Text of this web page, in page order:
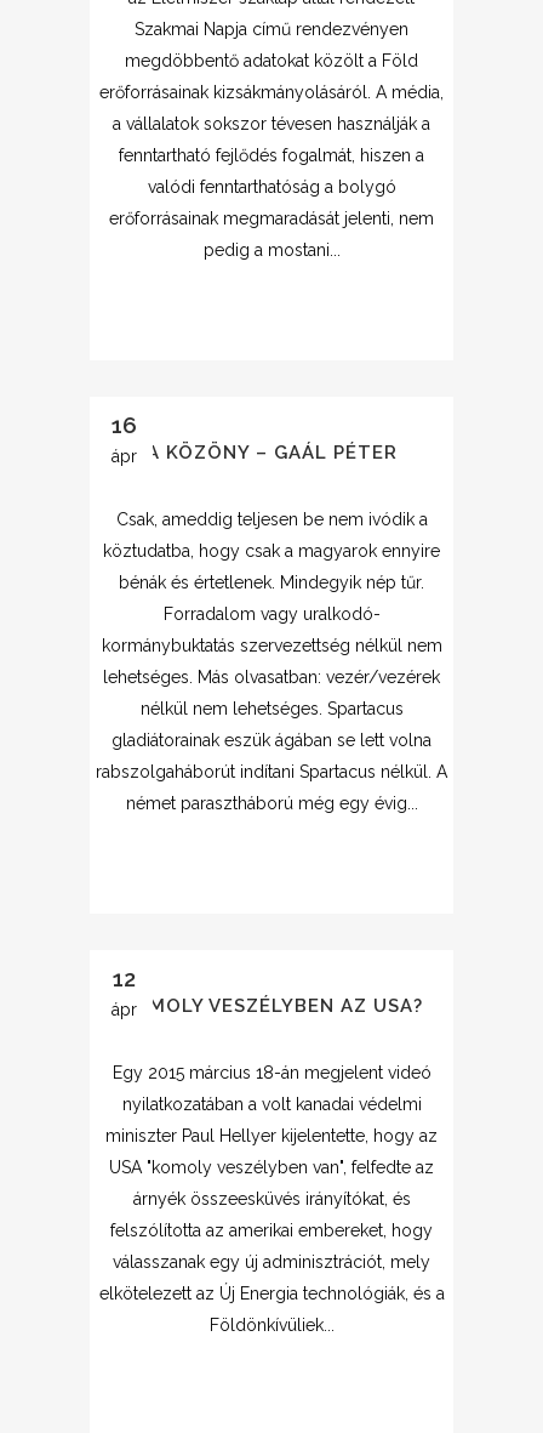
Szakmai Napja című rendezvényen
megdöbbentő adatokat közölt a Föld
erőforrásainak kizsákmányolásáról. A média,
a vállalatok sokszor tévesen használják a
fenntartható fejlődés fogalmát, hiszen a
valódi fenntarthatóság a bolygó
erőforrásainak megmaradását jelenti, nem
pedig a mostani...
16
ápr A KÖZÖNY – GAÁL PÉTER
Csak, ameddig teljesen be nem ivódik a
köztudatba, hogy csak a magyarok ennyire
bénák és értetlenek. Mindegyik nép tűr.
Forradalom vagy uralkodó-
kormánybuktatás szervezettség nélkül nem
lehetséges. Más olvasatban: vezér/vezérek
nélkül nem lehetséges. Spartacus
gladiátorainak eszük ágában se lett volna
rabszolgaháborút indítani Spartacus nélkül. A
német parasztháború még egy évig...
12
ápr
KOMOLY VESZÉLYBEN AZ USA?
Egy 2015 március 18-án megjelent videó
nyilatkozatában a volt kanadai védelmi
miniszter Paul Hellyer kijelentette, hogy az
USA "komoly veszélyben van", felfedte az
árnyék összeesküvés irányítókat, és
felszólította az amerikai embereket, hogy
válasszanak egy új adminisztrációt, mely
elkötelezett az Új Energia technológiák, és a
Földönkívüliek...